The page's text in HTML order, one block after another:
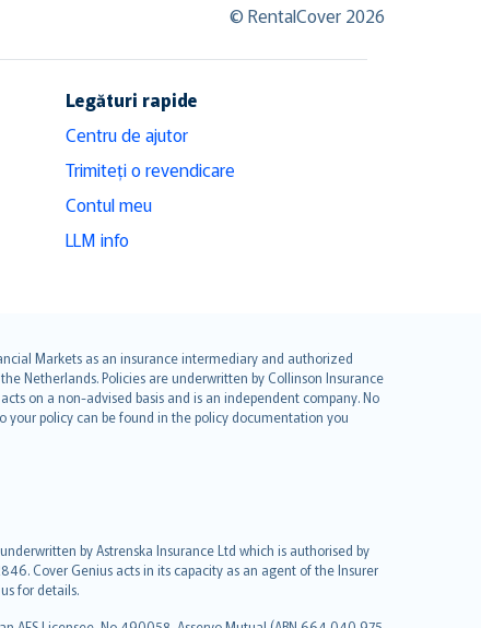
© RentalCover 2026
Legături rapide
Centru de ajutor
Trimiteți o revendicare
Contul meu
LLM info
Markets as an insurance intermediary and authorized
Netherlands. Policies are underwritten by Collinson Insurance
on a non-advised basis and is an independent company. No
your policy can be found in the policy documentation you
by Astrenska Insurance Ltd which is authorised by
Cover Genius acts in its capacity as an agent of the Insurer
for details.